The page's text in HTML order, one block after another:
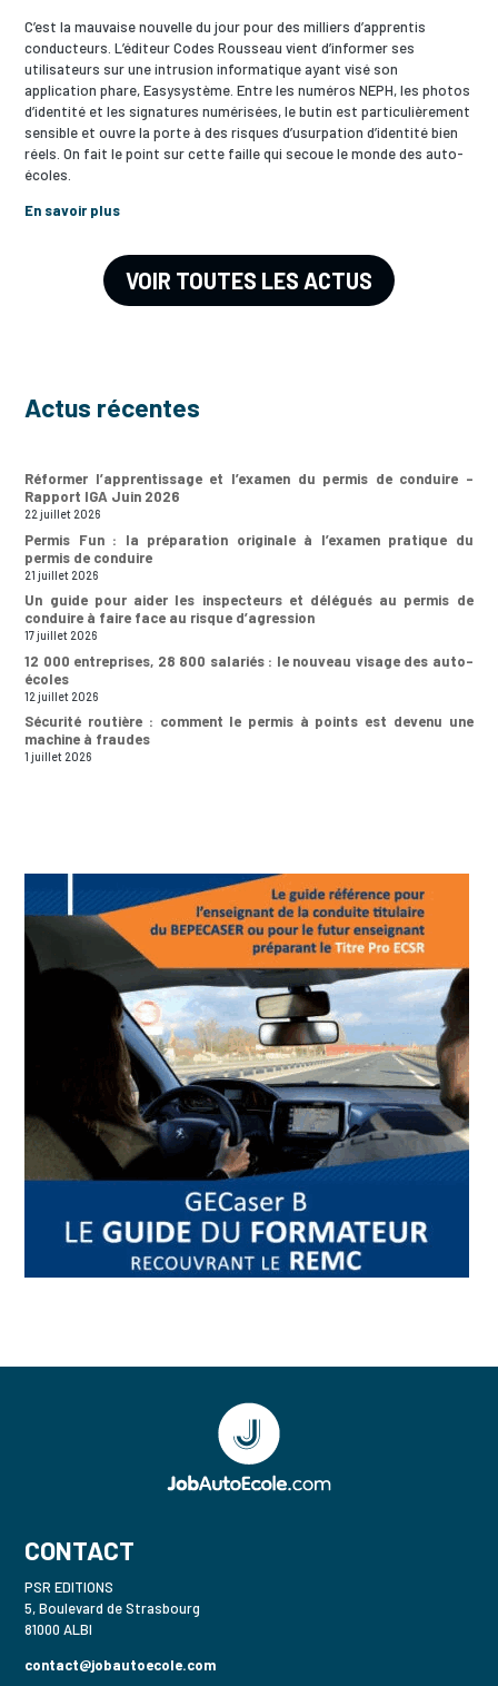
C’est la mauvaise nouvelle du jour pour des milliers d’apprentis
conducteurs. L’éditeur Codes Rousseau vient d’informer ses
utilisateurs sur une intrusion informatique ayant visé son
application phare, Easysystème. Entre les numéros NEPH, les photos
d’identité et les signatures numérisées, le butin est particulièrement
sensible et ouvre la porte à des risques d’usurpation d’identité bien
réels. On fait le point sur cette faille qui secoue le monde des auto-
écoles.
En savoir plus
VOIR TOUTES LES ACTUS
Actus récentes
Réformer l’apprentissage et l’examen du permis de conduire –
Rapport IGA Juin 2026
22 juillet 2026
Permis Fun : la préparation originale à l’examen pratique du
permis de conduire
21 juillet 2026
Un guide pour aider les inspecteurs et délégués au permis de
conduire à faire face au risque d’agression
17 juillet 2026
12 000 entreprises, 28 800 salariés : le nouveau visage des auto-
écoles
12 juillet 2026
Sécurité routière : comment le permis à points est devenu une
machine à fraudes
1 juillet 2026
CONTACT
PSR EDITIONS
5, Boulevard de Strasbourg
81000 ALBI
contact@jobautoecole.com